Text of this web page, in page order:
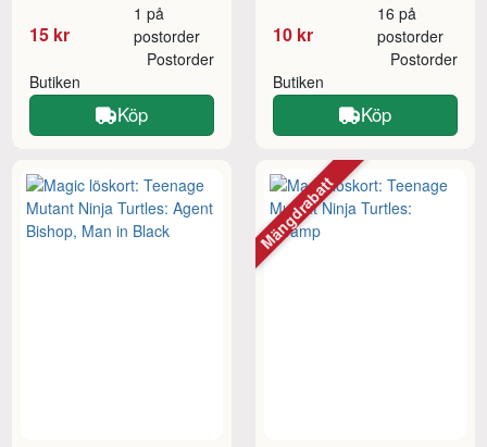
15 kr
1 på
postorder
Butiken
Postorder
Köp
10 kr
16 på
postorder
Butiken
Postorder
Köp
Mängdrabatt